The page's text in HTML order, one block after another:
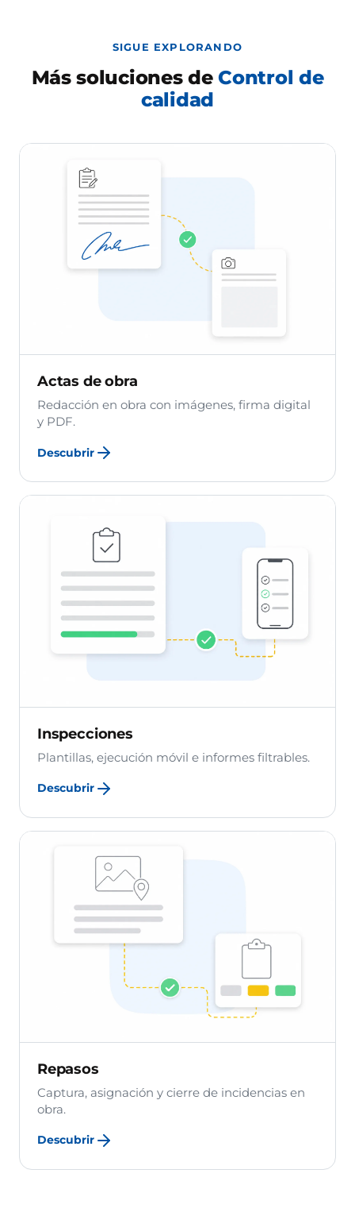
SIGUE EXPLORANDO
Más soluciones deControl de
calidad
Actas de obra
Redacción en obra con imágenes, firma digital
y PDF.
Descubrir
Inspecciones
Plantillas, ejecución móvil e informes filtrables.
Descubrir
Repasos
Captura, asignación y cierre de incidencias en
obra.
Descubrir